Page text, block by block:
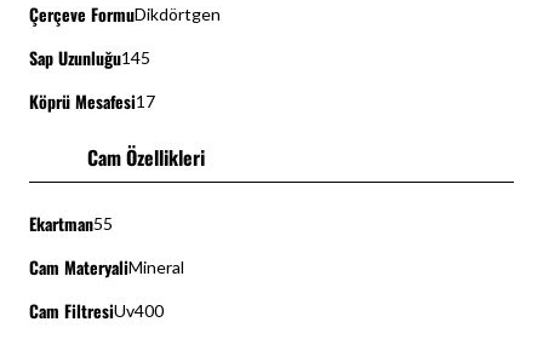
Çerçeve FormuDikdörtgen
Sap Uzunluğu145
Köprü Mesafesi17
Cam Özellikleri
Ekartman55
Cam MateryaliMineral
Cam FiltresiUv400